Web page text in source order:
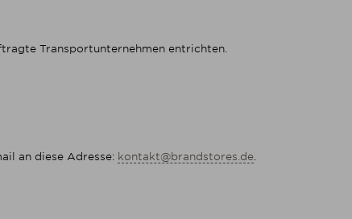
Transportunternehmen entrichten.
an diese Adresse: kontakt@brandstores.de.